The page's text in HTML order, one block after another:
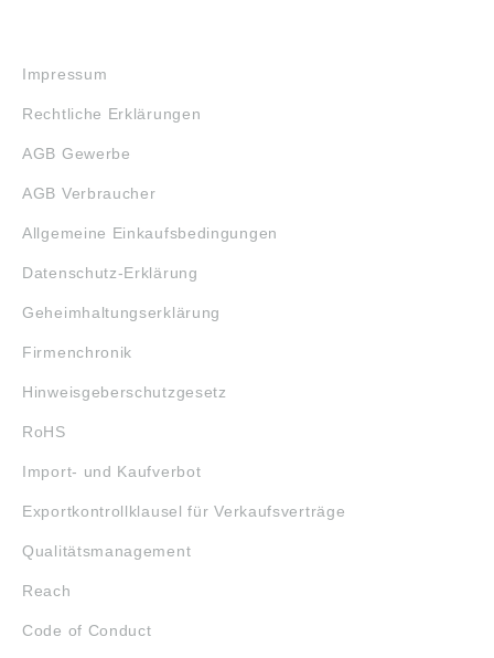
Impressum
Rechtliche Erklärungen
AGB Gewerbe
AGB Verbraucher
Allgemeine Einkaufsbedingungen
Datenschutz-Erklärung
Geheimhaltungserklärung
Firmenchronik
Hinweisgeberschutzgesetz
RoHS
Import- und Kaufverbot
Exportkontrollklausel für Verkaufsverträge
Qualitätsmanagement
Reach
Code of Conduct